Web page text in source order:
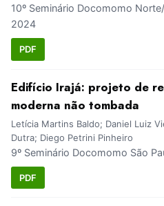
10º Seminário Docomomo
2024
PDF
Edifício Irajá: projeto de
moderna não tombada
Letícia Martins Baldo; Daniel Luiz
Dutra; Diego Petrini Pinheiro
9º Seminário Docomomo São
PDF